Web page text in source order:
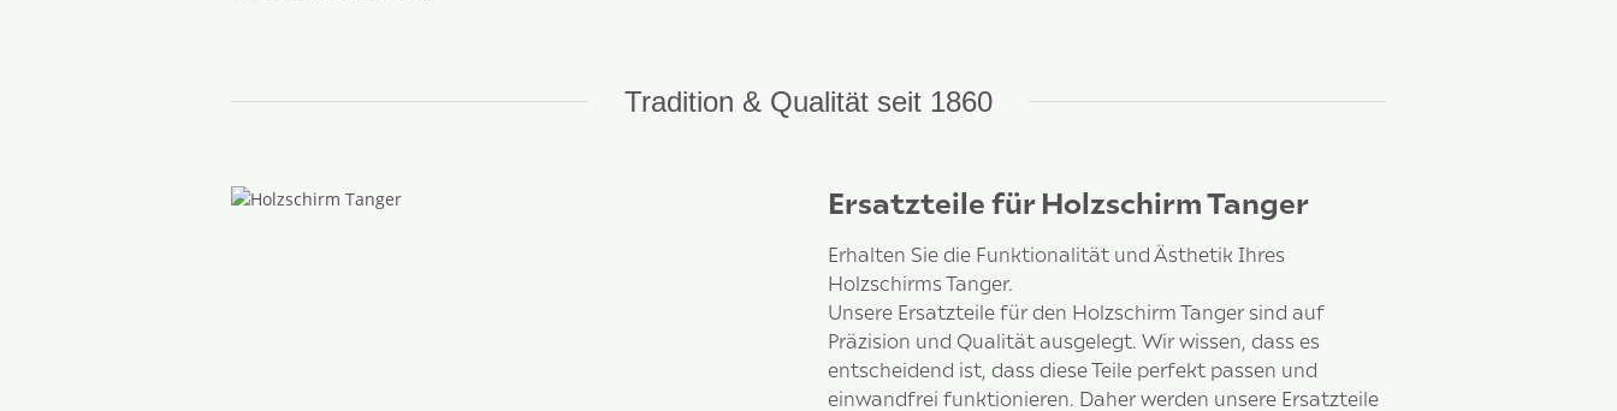
Tradition & Qualität seit 1860
Ersatzteile für Holzschirm Tanger
Erhalten Sie die Funktionalität und Ästhetik Ihres
Holzschirms Tanger.
Unsere Ersatzteile für den Holzschirm Tanger sind auf
Präzision und Qualität ausgelegt. Wir wissen, dass es
entscheidend ist, dass diese Teile perfekt passen und
einwandfrei funktionieren. Daher werden unsere Ersatzteile